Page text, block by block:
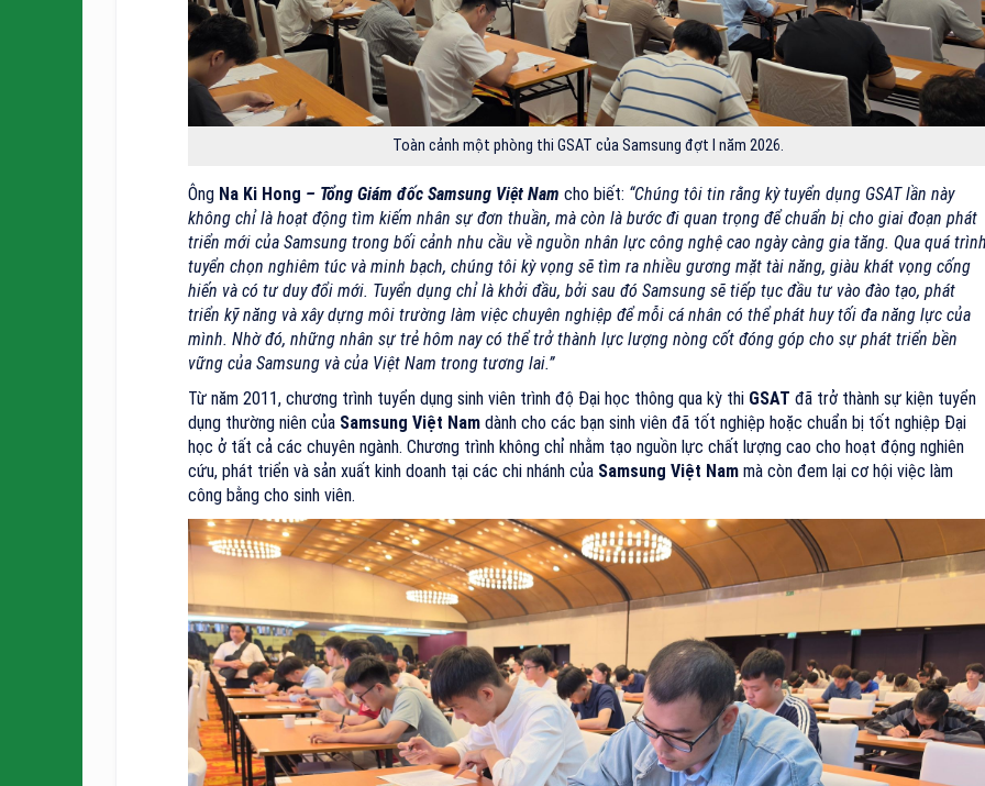
Toàn cảnh một phòng thi GSAT của Samsung đợt I năm 2026.
Ông Na Ki Hong – Tổng Giám đốc Samsung Việt Nam cho biết: “Chúng tôi tin rằng kỳ tuyển dụng GSAT lần này
không chỉ là hoạt động tìm kiếm nhân sự đơn thuần, mà còn là bước đi quan trọng để chuẩn bị cho giai đoạn phát
triển mới của Samsung trong bối cảnh nhu cầu về nguồn nhân lực công nghệ cao ngày càng gia tăng. Qua quá
tuyển chọn nghiêm túc và minh bạch, chúng tôi kỳ vọng sẽ tìm ra nhiều gương mặt tài năng, giàu khát vọng cống
hiến và có tư duy đổi mới. Tuyển dụng chỉ là khởi đầu, bởi sau đó Samsung sẽ tiếp tục đầu tư vào đào tạo, phát
triển kỹ năng và xây dựng môi trường làm việc chuyên nghiệp để mỗi cá nhân có thể phát huy tối đa năng lực của
mình. Nhờ đó, những nhân sự trẻ hôm nay có thể trở thành lực lượng nòng cốt đóng góp cho sự phát triển bền
vững của Samsung và của Việt Nam trong tương lai.”
Từ năm 2011, chương trình tuyển dụng sinh viên trình độ Đại học thông qua kỳ thi GSAT đã trở thành sự kiện tuyển
dụng thường niên của Samsung Việt Nam dành cho các bạn sinh viên đã tốt nghiệp hoặc chuẩn bị tốt nghiệp Đại
học ở tất cả các chuyên ngành. Chương trình không chỉ nhằm tạo nguồn lực chất lượng cao cho hoạt động nghiên
cứu, phát triển và sản xuất kinh doanh tại các chi nhánh của Samsung Việt Nam mà còn đem lại cơ hội việc làm
công bằng cho sinh viên.